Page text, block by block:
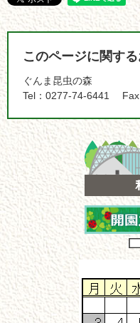
このページに関す
ぐんま昆虫の森
Tel：0277-74-6441